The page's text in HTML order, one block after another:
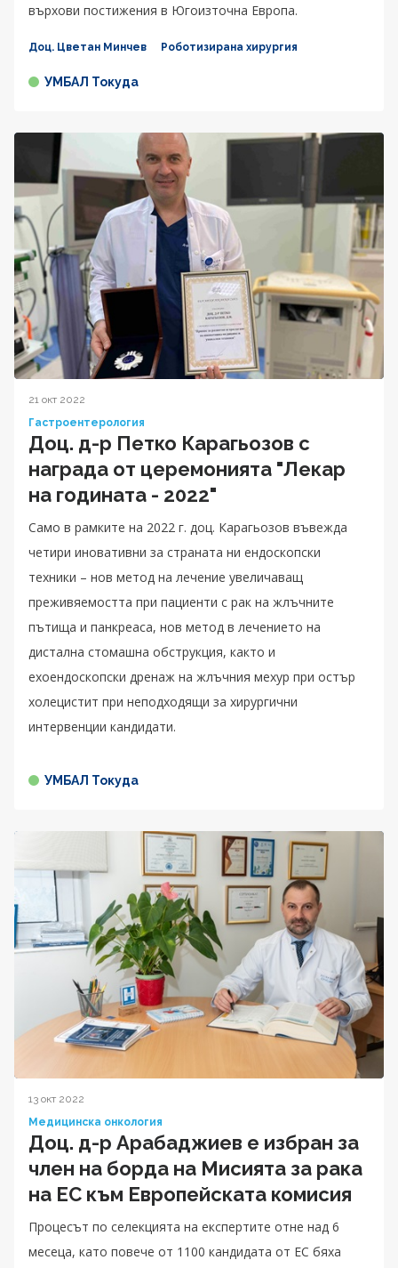
върхови постижения в Югоизточна Европа.
Доц. Цветан Минчев Роботизирана хирургия
УМБАЛ Токуда
21 окт 2022
Гастроентерология
Доц. д-р Петко Карагьозов с
награда от церемонията "Лекар
на годината - 2022"
Само в рамките на 2022 г. доц. Карагьозов въвежда
четири иновативни за страната ни ендоскопски
техники – нов метод на лечение увеличаващ
преживяемостта при пациенти с рак на жлъчните
пътища и панкреаса, нов метод в лечението на
дистална стомашна обструкция, както и
ехоендоскопски дренаж на жлъчния мехур при остър
холецистит при неподходящи за хирургични
интервенции кандидати.
УМБАЛ Токуда
13 окт 2022
Медицинска онкология
Доц. д-р Арабаджиев е избран за
член на борда на Мисията за рака
на ЕС към Европейската комисия
Процесът по селекцията на експертите отне над 6
месеца, като повече от 1100 кандидата от ЕС бяха